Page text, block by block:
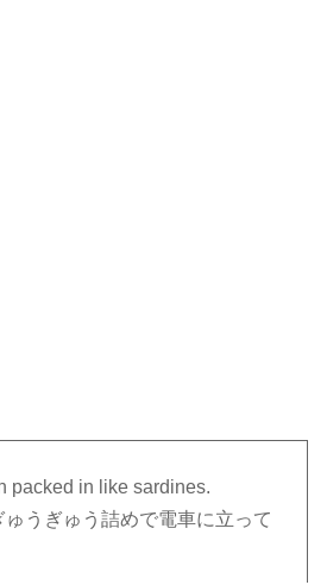
packed in like sardines.
うぎゅう詰めで電車に立って